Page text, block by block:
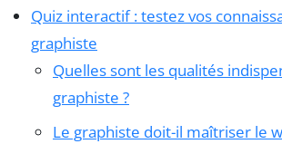
Quiz interactif : testez vos
graphiste
Quelles sont les qualités
graphiste ?
Le graphiste doit-il maîtriser le